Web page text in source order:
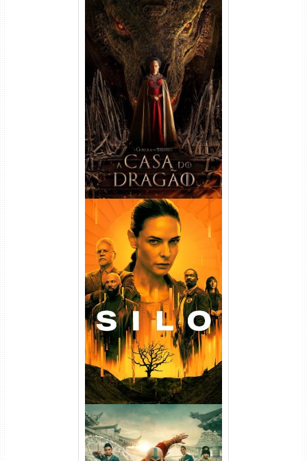
A Casa do Dragão 1ª
Temporada Torrent (2022)
WEB-DL 720p/1080p Dual
Áudio
Silo 1ª Temporada Torrent
(2023) WEB-DL
720p/1080p/4K Dual Áudio